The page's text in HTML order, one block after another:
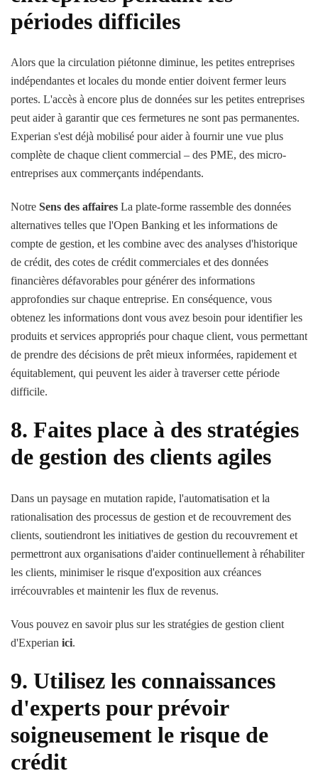
périodes difficiles
Alors que la circulation piétonne diminue, les petites entreprises
indépendantes et locales du monde entier doivent fermer leurs
portes. L'accès à encore plus de données sur les petites entreprises
peut aider à garantir que ces fermetures ne sont pas permanentes.
Experian s'est déjà mobilisé pour aider à fournir une vue plus
complète de chaque client commercial – des PME, des micro-
entreprises aux commerçants indépendants.
Notre Sens des affaires La plate-forme rassemble des données
alternatives telles que l'Open Banking et les informations de
compte de gestion, et les combine avec des analyses d'historique
de crédit, des cotes de crédit commerciales et des données
financières défavorables pour générer des informations
approfondies sur chaque entreprise. En conséquence, vous
obtenez les informations dont vous avez besoin pour identifier les
produits et services appropriés pour chaque client, vous permettant
de prendre des décisions de prêt mieux informées, rapidement et
équitablement, qui peuvent les aider à traverser cette période
difficile.
8. Faites place à des stratégies
de gestion des clients agiles
Dans un paysage en mutation rapide, l'automatisation et la
rationalisation des processus de gestion et de recouvrement des
clients, soutiendront les initiatives de gestion du recouvrement et
permettront aux organisations d'aider continuellement à réhabiliter
les clients, minimiser le risque d'exposition aux créances
irrécouvrables et maintenir les flux de revenus.
Vous pouvez en savoir plus sur les stratégies de gestion client
d'Experian ici.
9. Utilisez les connaissances
d'experts pour prévoir
soigneusement le risque de
crédit